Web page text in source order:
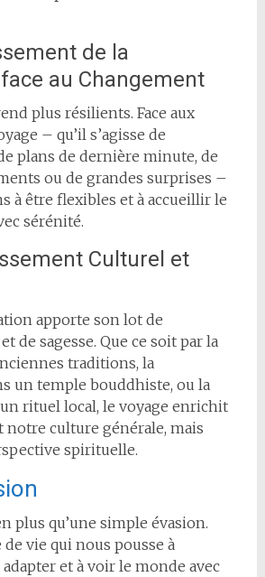
de la
au Changement
plus résilients. Face aux
– qu’il s’agisse de
plans de dernière minute, de
ou de grandes surprises –
à être flexibles et à accueillir le
sérénité.
Culturel et
apporte son lot de
de sagesse. Que ce soit par la
traditions, la
un temple bouddhiste, ou la
rituel local, le voyage enrichit
culture générale, mais
spirituelle.
plus qu’une simple évasion.
de vie qui nous pousse à
et à voir le monde avec